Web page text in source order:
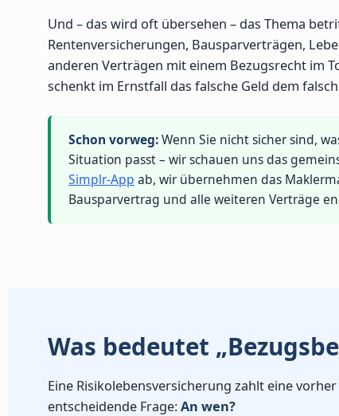
Und – das wird oft übersehen – das Thema
Rentenversicherungen, Bausparverträgen,
anderen Verträgen mit einem Bezugsrecht im
schenkt im Ernstfall das falsche Geld dem
Schon vorweg:Wenn Sie nicht sicher sind,
Situation passt – wir schauen uns das
Simplr-App ab, wir übernehmen das
Bausparvertrag und alle weiteren Verträge
Was bedeutet
Eine Risikolebensversicherung zahlt eine
entscheidende Frage:An wen?